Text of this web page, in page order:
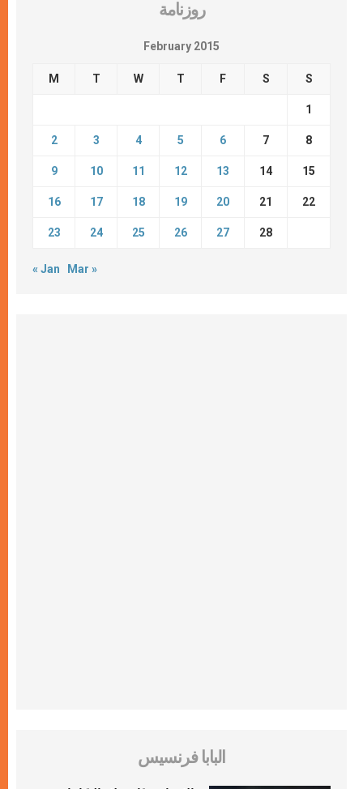
روزنامة
February 2015
M T W T F S S
1
2 3 4 5 6 7 8
9 10 11 12 13 14 15
16 17 18 19 20 21 22
23 24 25 26 27 28
« Jan Mar »
البابا فرنسيس